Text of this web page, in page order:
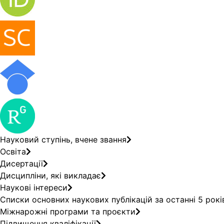
Науковий ступінь, вчене звання
Освіта
Дисертації
Дисципліни, які викладає
Наукові інтереси
Списки основних наукових публікацій за останні 5
Міжнарожні програми та проєкти